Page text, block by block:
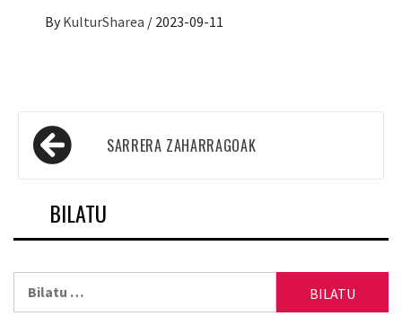
By KulturSharea / 2023-09-11
Sarreren
nabigazioaSARRERA ZAHARRAGOAK
BILATU